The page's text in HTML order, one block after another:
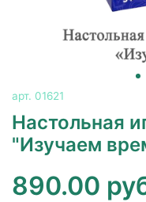
арт. 01621
Настольная
"Изучаем
890.00